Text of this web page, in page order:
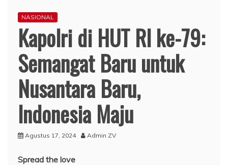
NASIONAL
Kapolri di HUT RI ke-79:
Semangat Baru untuk
Nusantara Baru,
Indonesia Maju
Agustus 17, 2024 Admin ZV
Spread the love